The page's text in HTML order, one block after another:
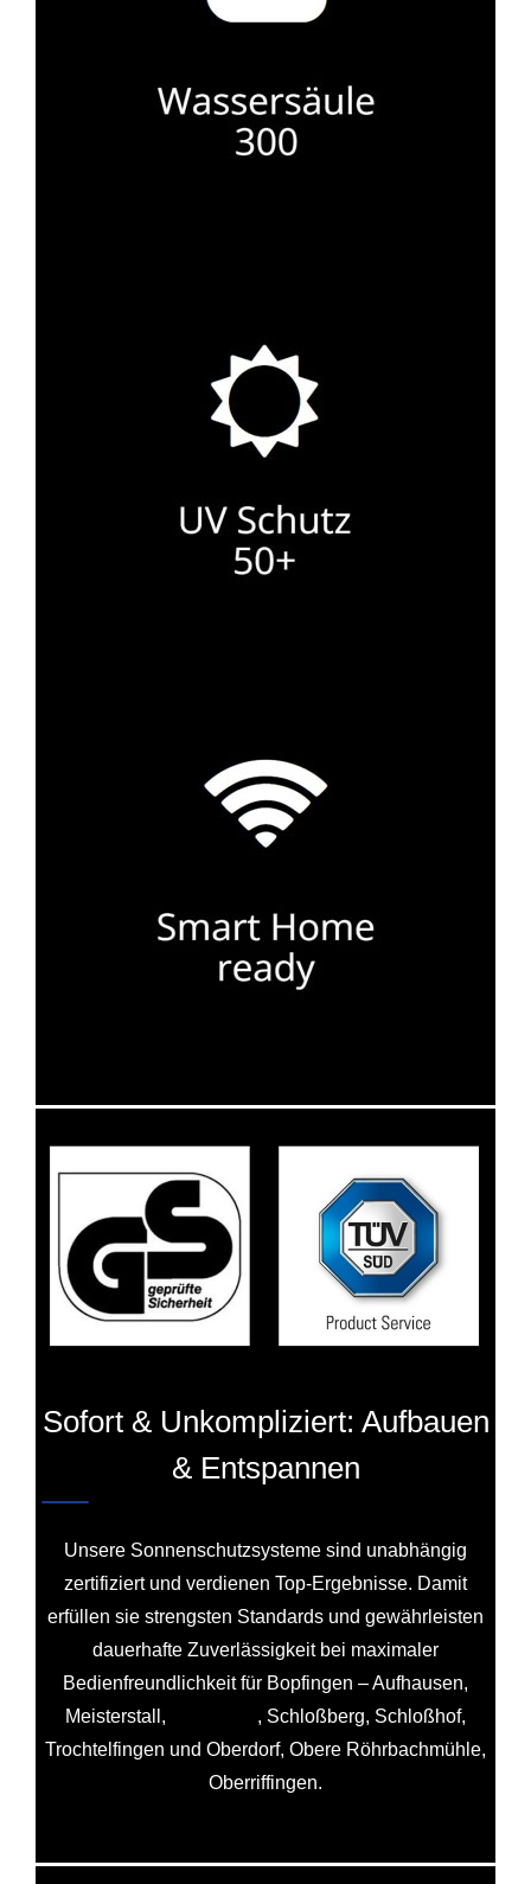
Sofort & Unkompliziert: Aufbauen
& Entspannen
Unsere Sonnenschutzsysteme sind unabhängig
zertifiziert und verdienen Top-Ergebnisse. Damit
erfüllen sie strengsten Standards und gewährleisten
dauerhafte Zuverlässigkeit bei maximaler
Bedienfreundlichkeit für Bopfingen – Aufhausen,
Meisterstall,
, Schloßberg, Schloßhof,
Trochtelfingen und Oberdorf, Obere Röhrbachmühle,
Oberriffingen.